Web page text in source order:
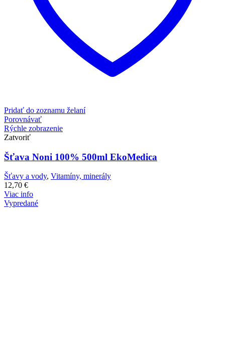
Pridať do zoznamu želaní
Porovnávať
Rýchle zobrazenie
Zatvoriť
Šťava Noni 100% 500ml EkoMedica
Šťavy a vody, Vitamíny, minerály
12,70 €
Viac info
Vypredané